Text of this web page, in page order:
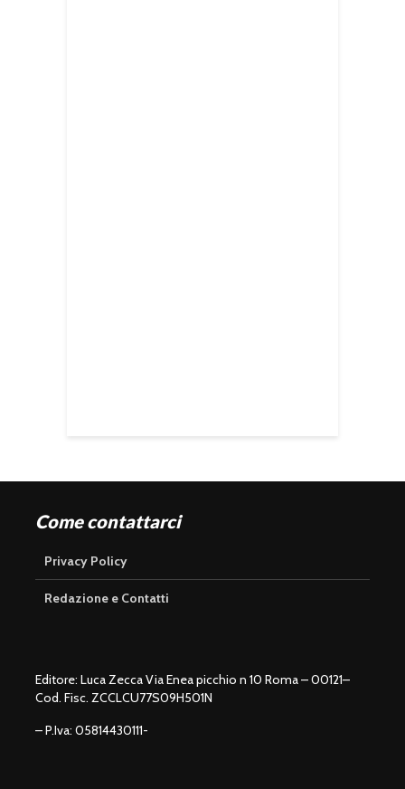
Come contattarci
Privacy Policy
Redazione e Contatti
Editore: Luca Zecca Via Enea picchio n 10 Roma – 00121–
Cod. Fisc. ZCCLCU77S09H501N
– P.Iva: 05814430111-